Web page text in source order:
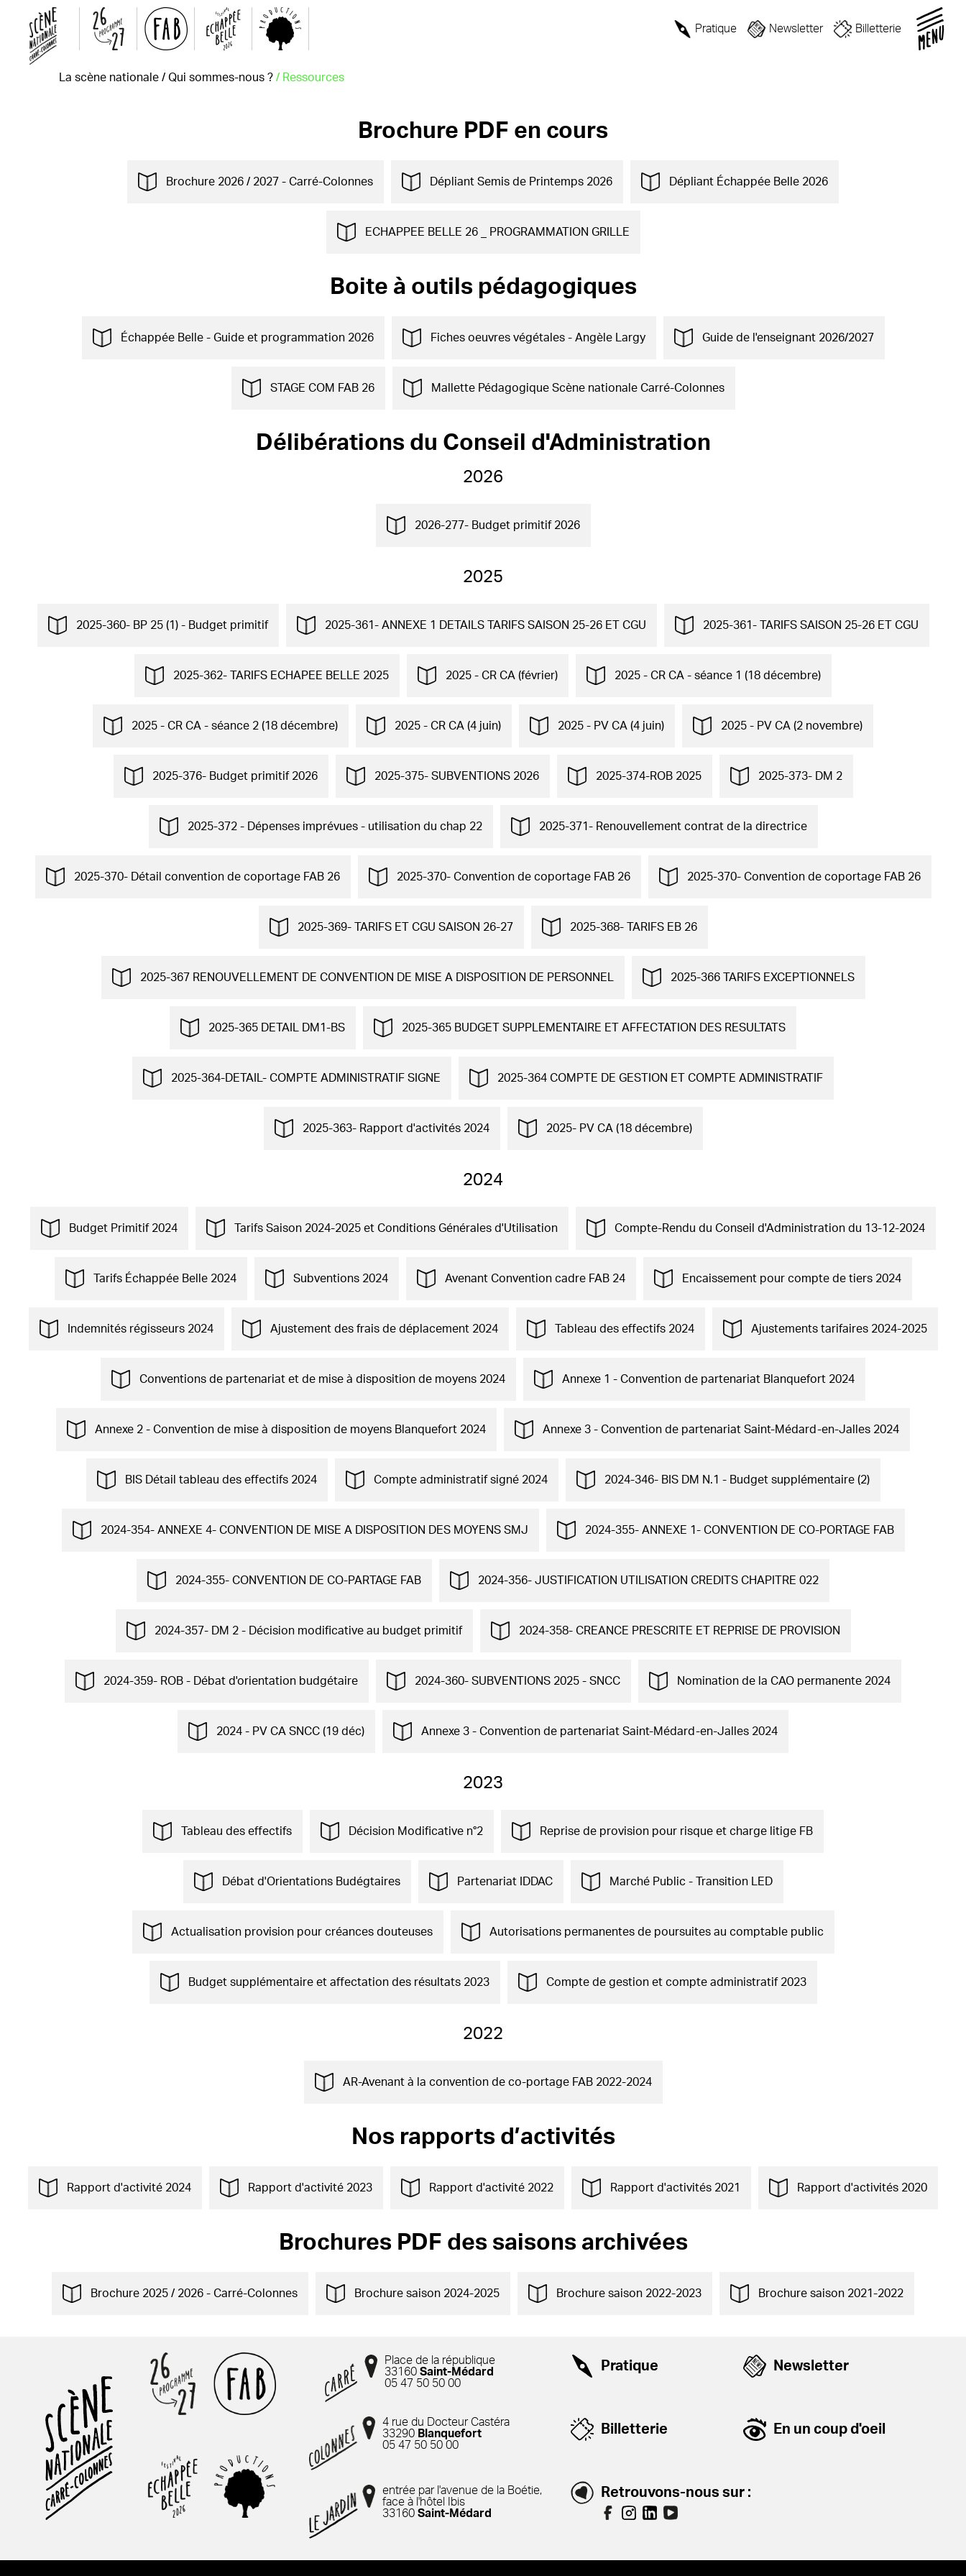
Pratique Newsletter Billetterie
La scène nationale / Qui sommes-nous ? / Ressources
Brochure PDF en cours
Brochure 2026 / 2027 - Carré-Colonnes Dépliant Semis de Printemps 2026 Dépliant Échappée Belle 2026
ECHAPPEE BELLE 26 _ PROGRAMMATION GRILLE
Boite à outils pédagogiques
Échappée Belle - Guide et programmation 2026 Fiches oeuvres végétales - Angèle Largy Guide de l'enseignant 2026/2027
STAGE COM FAB 26 Mallette Pédagogique Scène nationale Carré-Colonnes
Délibérations du Conseil d'Administration
2026
2026-277- Budget primitif 2026
2025
2025-360- BP 25 (1) - Budget primitif 2025-361- ANNEXE 1 DETAILS TARIFS SAISON 25-26 ET CGU 2025-361- TARIFS SAISON 25-26 ET CGU
2025-362- TARIFS ECHAPEE BELLE 2025 2025 - CR CA (février) 2025 - CR CA - séance 1 (18 décembre)
2025 - CR CA - séance 2 (18 décembre) 2025 - CR CA (4 juin) 2025 - PV CA (4 juin) 2025 - PV CA (2 novembre)
2025-376- Budget primitif 2026 2025-375- SUBVENTIONS 2026 2025-374-ROB 2025 2025-373- DM 2
2025-372 - Dépenses imprévues - utilisation du chap 22 2025-371- Renouvellement contrat de la directrice
2025-370- Détail convention de coportage FAB 26 2025-370- Convention de coportage FAB 26 2025-370- Convention de coportage FAB 26
2025-369- TARIFS ET CGU SAISON 26-27 2025-368- TARIFS EB 26
2025-367 RENOUVELLEMENT DE CONVENTION DE MISE A DISPOSITION DE PERSONNEL 2025-366 TARIFS EXCEPTIONNELS
2025-365 DETAIL DM1-BS 2025-365 BUDGET SUPPLEMENTAIRE ET AFFECTATION DES RESULTATS
2025-364-DETAIL- COMPTE ADMINISTRATIF SIGNE 2025-364 COMPTE DE GESTION ET COMPTE ADMINISTRATIF
2025-363- Rapport d'activités 2024 2025- PV CA (18 décembre)
2024
Budget Primitif 2024 Tarifs Saison 2024-2025 et Conditions Générales d'Utilisation Compte-Rendu du Conseil d'Administration du 13-12-2024
Tarifs Échappée Belle 2024 Subventions 2024 Avenant Convention cadre FAB 24 Encaissement pour compte de tiers 2024
Indemnités régisseurs 2024 Ajustement des frais de déplacement 2024 Tableau des effectifs 2024 Ajustements tarifaires 2024-2025
Conventions de partenariat et de mise à disposition de moyens 2024 Annexe 1 - Convention de partenariat Blanquefort 2024
Annexe 2 - Convention de mise à disposition de moyens Blanquefort 2024 Annexe 3 - Convention de partenariat Saint-Médard-en-Jalles 2024
BIS Détail tableau des effectifs 2024 Compte administratif signé 2024 2024-346- BIS DM N.1 - Budget supplémentaire (2)
2024-354- ANNEXE 4- CONVENTION DE MISE A DISPOSITION DES MOYENS SMJ 2024-355- ANNEXE 1- CONVENTION DE CO-PORTAGE FAB
2024-355- CONVENTION DE CO-PARTAGE FAB 2024-356- JUSTIFICATION UTILISATION CREDITS CHAPITRE 022
2024-357- DM 2 - Décision modificative au budget primitif 2024-358- CREANCE PRESCRITE ET REPRISE DE PROVISION
2024-359- ROB - Débat d'orientation budgétaire 2024-360- SUBVENTIONS 2025 - SNCC Nomination de la CAO permanente 2024
2024 - PV CA SNCC (19 déc) Annexe 3 - Convention de partenariat Saint-Médard-en-Jalles 2024
2023
Tableau des effectifs Décision Modificative n°2 Reprise de provision pour risque et charge litige FB
Débat d'Orientations Budégtaires Partenariat IDDAC Marché Public - Transition LED
Actualisation provision pour créances douteuses Autorisations permanentes de poursuites au comptable public
Budget supplémentaire et affectation des résultats 2023 Compte de gestion et compte administratif 2023
2022
AR-Avenant à la convention de co-portage FAB 2022-2024
Nos rapports d’activités
Rapport d'activité 2024 Rapport d'activité 2023 Rapport d'activité 2022 Rapport d'activités 2021 Rapport d'activités 2020
Brochures PDF des saisons archivées
Brochure 2025 / 2026 - Carré-Colonnes Brochure saison 2024-2025 Brochure saison 2022-2023 Brochure saison 2021-2022
Place de la république
33160 Saint-Médard
05 47 50 50 00
4 rue du Docteur Castéra
33290 Blanquefort
05 47 50 50 00
entrée par l'avenue de la Boétie,
face à l'hôtel Ibis
33160Saint-Médard
Pratique Newsletter
Billetterie En un coup d'oeil
Retrouvons-nous sur :